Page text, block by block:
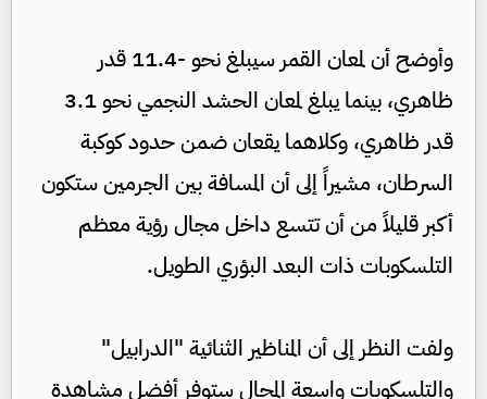
وأوضح أن لمعان القمر سيبلغ نحو -11.4 قدر
ظاهري، بينما يبلغ لمعان الحشد النجمي نحو 3.1
قدر ظاهري، وكلاهما يقعان ضمن حدود كوكبة
السرطان، مشيراً إلى أن المسافة بين الجرمين ستكون
أكبر قليلاً من أن تتسع داخل مجال رؤية معظم
التلسكوبات ذات البعد البؤري الطويل.
ولفت النظر إلى أن المناظير الثنائية "الدرابيل"
والتلسكوبات واسعة المجال ستوفر أفضل مشاهدة